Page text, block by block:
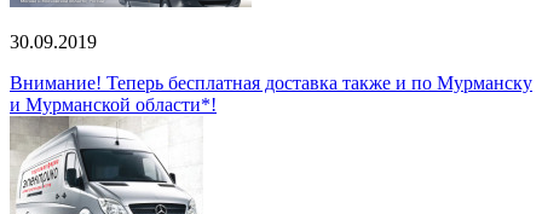
30.09.2019
Внимание! Теперь бесплатная доставка также и по Мурманску
и Мурманской области*!